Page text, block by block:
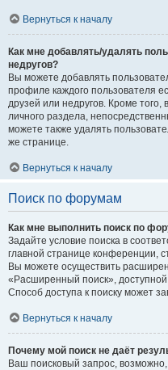
Вернуться к началу
Как мне добавлять/удалять
недругов?
Вы можете добавлять
профиле каждого пользователя
друзей или недругов. Кроме
личного раздела,
можете также удалять
же странице.
Вернуться к началу
Поиск по форумам
Как мне выполнить поиск по
Задайте условие поиска в
главной странице конференции,
Вы можете осуществить
«Расширенный поиск»,
Способ доступа к поиску может
Вернуться к началу
Почему мой поиск не даёт
Ваш поисковый запрос,